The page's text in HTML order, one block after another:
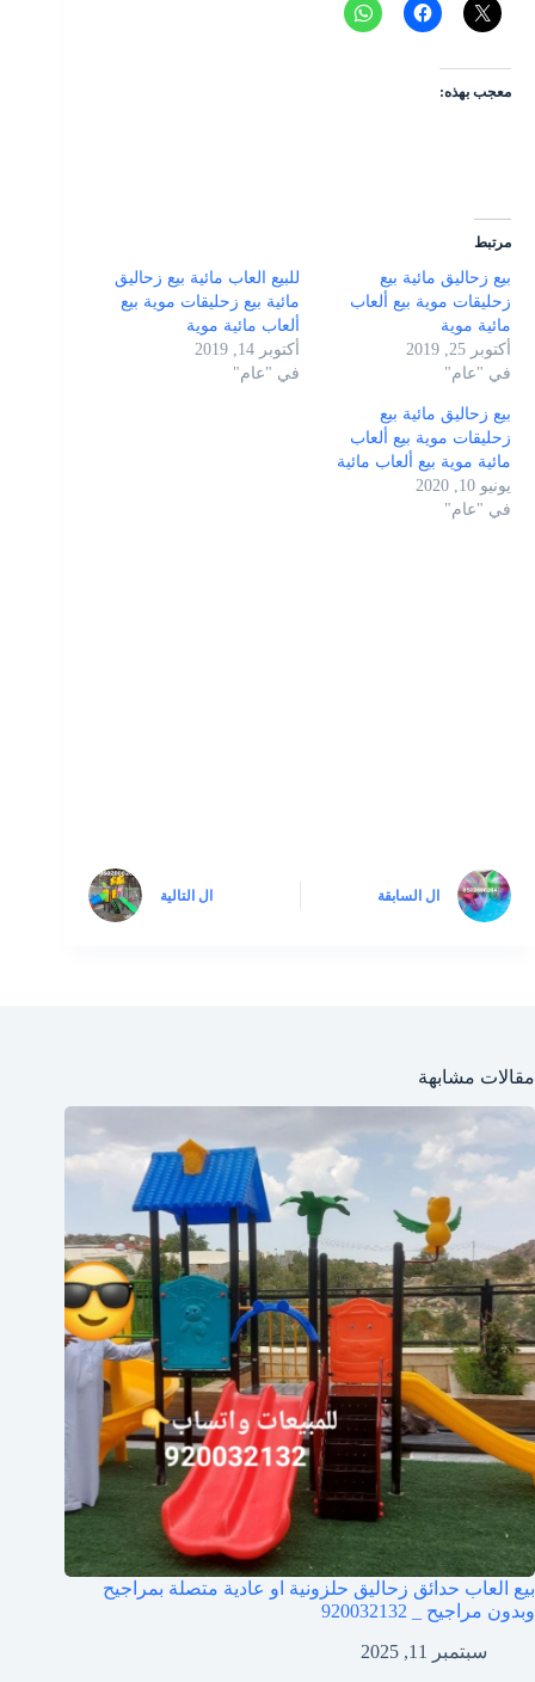
معجب بهذه:
مرتبط
بيع زحاليق مائية بيع
زحليقات موية بيع ألعاب
مائية موية
أكتوبر 25, 2019
في "عام"
للبيع العاب مائية بيع زحاليق
مائية بيع زحليقات موية بيع
ألعاب مائية موية
أكتوبر 14, 2019
في "عام"
بيع زحاليق مائية بيع
زحليقات موية بيع ألعاب
مائية موية بيع ألعاب مائية
يونيو 10, 2020
في "عام"
ال السابقة ال التالية
مقالات مشابهة
بيع العاب حدائق زحاليق حلزونية او عادية متصلة بمراجيح
وبدون مراجيح _ 920032132
سبتمبر 11, 2025